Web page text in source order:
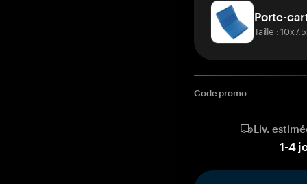
Porte-
Taille :
Code promo
Liv.
1-4